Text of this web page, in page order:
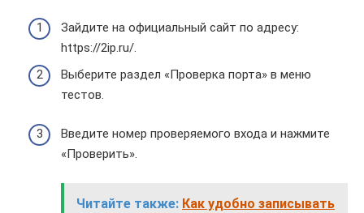
Зайдите на официальный сайт по адресу:
https://2ip.ru/.
Выберите раздел «Проверка порта» в меню
тестов.
Введите номер проверяемого входа и нажмите
«Проверить».
Читайте также: Как удобно записывать